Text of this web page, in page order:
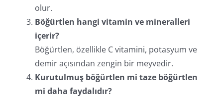
olur.
Böğürtlen hangi vitamin ve mineralleri
içerir?
Böğürtlen, özellikle C vitamini, potasyum ve
demir açısından zengin bir meyvedir.
Kurutulmuş böğürtlen mi taze böğürtlen
mi daha faydalıdır?